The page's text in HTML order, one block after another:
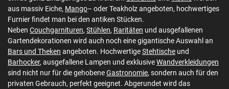
aus massiv Eiche, Mango– oder Teakholz angeboten, hochwertiges
Furnier findet man bei den antiken Stücken.
Neben Couchgarnituren, Stühlen, Raritäten und ausgefallenen
Gartendekorationen wird auch noch eine gigantische Auswahl an
Bars und Theken angeboten. HochwertigeStehtische und
Barhocker, ausgefallene Lampen und exklusiveWandverkleidungen
sind nicht nur für die gehobeneGastronomie, sondern auch für den
privaten Gebrauch, perfekt geeignet. Abgerundet wird das